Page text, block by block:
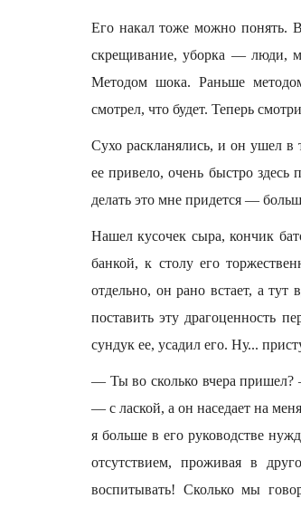
Его накал тоже можно понять.
скрещивание, уборка — люди,
Методом шока. Раньше
смотрел, что будет. Теперь
Сухо раскланялись, и он ушел в
ее привело, очень быстро
делать это мне придется —
Нашел кусочек сыра, кончик
банкой, к столу его
отдельно, он рано встает, а тут
поставить эту драгоценность
сундук ее, усадил его. Ну...
— Ты во сколько вчера
— с лаской, а он наседает на
я больше в его руководстве
отсутствием, проживая в
воспитывать! Сколько мы